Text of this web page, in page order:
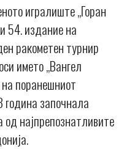
игралиште „Горан
54. издание на
ракометен турнир
името „Вангел
поранешниот
година започнала
од најпрепознатливите